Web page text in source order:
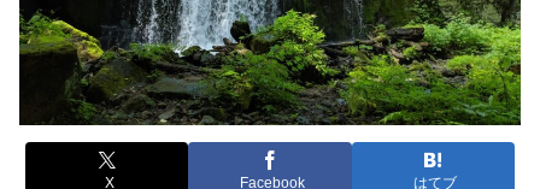
X Facebook はてブ